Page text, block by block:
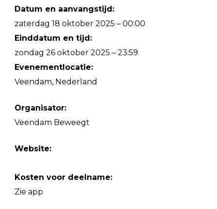
Datum en aanvangstijd:
zaterdag 18 oktober 2025 – 00:00
Einddatum en tijd:
zondag 26 oktober 2025 – 23:59
Evenementlocatie:
Veendam, Nederland
Organisator:
Veendam Beweegt
Website:
Kosten voor deelname:
Zie app